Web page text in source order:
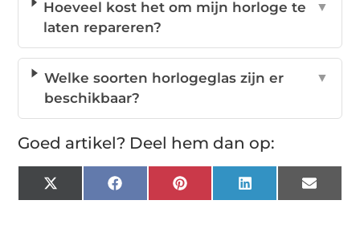
Hoeveel kost het om mijn horloge te
laten repareren?
▼
Welke soorten horlogeglas zijn er
beschikbaar?
▼
Goed artikel? Deel hem dan op:
X
(Twitter)
FacebookPinterest LinkedIn Email